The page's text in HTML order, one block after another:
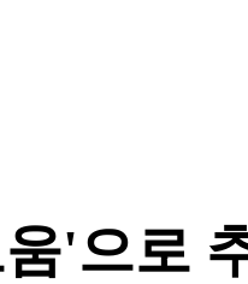
'으로